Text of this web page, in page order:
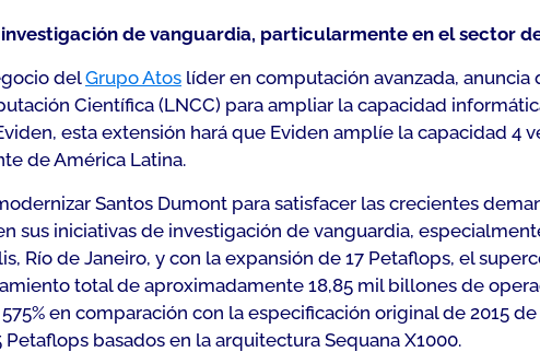
de vanguardia, particularmente en el sector
delGrupo Atos líder en computación avanzada,
Científica (LNCC) para ampliar la capacidad
esta extensión hará que Eviden amplíe la capacidad 4
de América Latina.
Santos Dumont para satisfacer las crecientes
sus iniciativas de investigación de vanguardia,
Río de Janeiro, y con la expansión de 17 Petaflops, el
total de aproximadamente 18,85 mil billones de
en comparación con la especificación original de 2015
Petaflops basados en la arquitectura Sequana X1000.